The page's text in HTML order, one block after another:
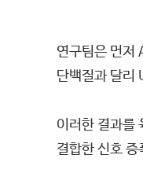
연구팀은 먼저
단백질과 달리
이러한 결과를
결합한 신호